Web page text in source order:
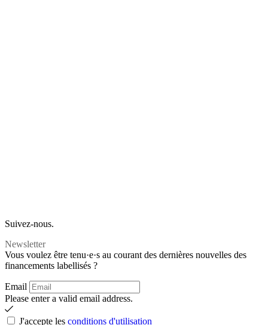
Suivez-nous.
Newsletter
Vous voulez être tenu·e·s au courant des dernières nouvelles des
financements labellisés ?
Email
Please enter a valid email address.
J'accepte les conditions d'utilisation